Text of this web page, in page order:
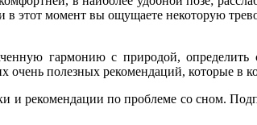
этот момент вы ощущаете некоторую
гармонию с природой,
полезных рекомендаций, которые в
и рекомендации по проблеме со сном.